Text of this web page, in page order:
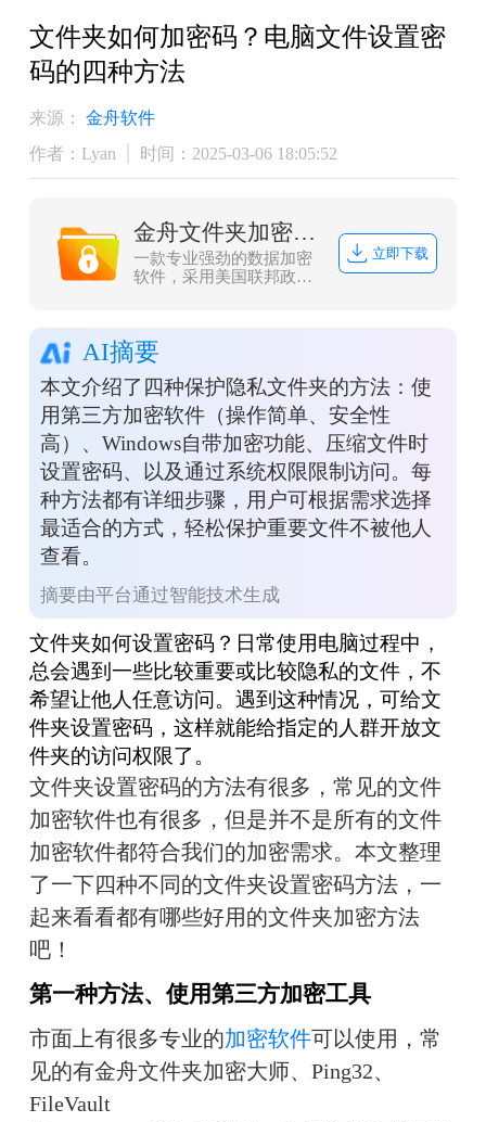
文件夹如何加密码？电脑文件设置密
码的四种方法
来源：
金舟软件
作者：Lyan
时间：2025-03-06 18:05:52
金舟文件夹加密大师
一款专业强劲的数据加密
软件，采用美国联邦政府
性高、资源消耗低，不仅
拥有文件（夹）加密、解
密、打开等功能，而且本
地加密/解密，更安全，更
高效，同时界面简洁，操
作方便，一用即会，让金
舟文件夹加密大师成为您
文件(夹)加密的好帮手！
立即下载
AI摘要
本文介绍了四种保护隐私文件夹的方法：使
用第三方加密软件（操作简单、安全性
高）、Windows自带加密功能、压缩文件时
设置密码、以及通过系统权限限制访问。每
种方法都有详细步骤，用户可根据需求选择
最适合的方式，轻松保护重要文件不被他人
查看。
摘要由平台通过智能技术生成
文件夹如何设置密码？日常使用电脑过程中，
总会遇到一些比较重要或比较隐私的文件，不
希望让他人任意访问。遇到这种情况，可给文
件夹设置密码，这样就能给指定的人群开放文
件夹的访问权限了。
文件夹设置密码的方法有很多，常见的文件
加密软件也有很多，但是并不是所有的文件
加密软件都符合我们的加密需求。本文整理
了一下四种不同的文件夹设置密码方法，一
起来看看都有哪些好用的文件夹加密方法
吧！
第一种方法、使用第三方加密工具
市面上有很多专业的加密软件可以使用，常
见的有金舟文件夹加密大师、Ping32、
FileVault